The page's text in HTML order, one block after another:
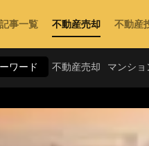
記事一覧 不動産売却 不動産
ワード 不動産売却 マンショ